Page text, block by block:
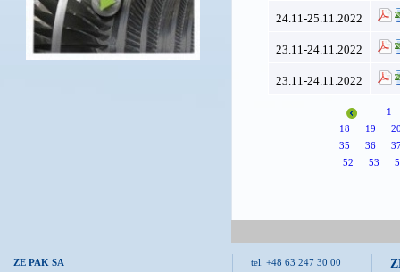
24.11-25.11.2022
23.11-24.11.2022
23.11-24.11.2022
1
18
19
35
36
52
53
ZE PAK SA
tel. +48 63 247 30 00